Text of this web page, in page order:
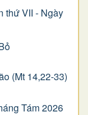
thứ VII - Ngày
(Mt 14,22-33)
Tám 2026